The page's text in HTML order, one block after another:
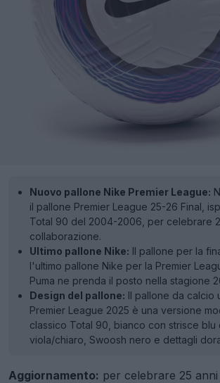
Nuovo pallone Nike Premier League:
il pallone Premier League 25-26 Final,
Total 90 del 2004-2006, per celebrare
collaborazione.
Ultimo pallone Nike: Il pallone per la
l'ultimo pallone Nike per la Premier
Puma ne prenda il posto nella stagione
Design del pallone: Il pallone da calcio
Premier League 2025 è una versione
classico Total 90, bianco con strisce blu
viola/chiaro, Swoosh nero e dettagli
Aggiornamento: per celebrare 25 anni